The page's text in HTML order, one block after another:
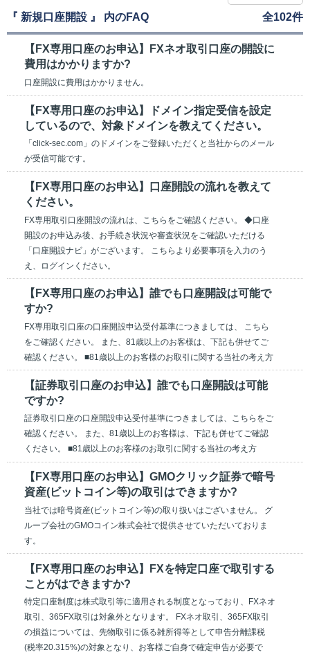
『 新規口座開設 』 内のFAQ 全102件
【FX専用口座のお申込】FXネオ取引口座の開設に
費用はかかりますか?
口座開設に費用はかかりません。
【FX専用口座のお申込】ドメイン指定受信を設定
しているので、対象ドメインを教えてください。
「click-sec.com」のドメインをご登録いただくと当社からのメール
が受信可能です。
【FX専用口座のお申込】口座開設の流れを教えて
ください。
FX専用取引口座開設の流れは、こちらをご確認ください。 ◆口座
開設のお申込み後、お手続き状況や審査状況をご確認いただける
「口座開設ナビ」がございます。 こちらより必要事項を入力のう
え、ログインください。
【FX専用口座のお申込】誰でも口座開設は可能で
すか?
FX専用取引口座の口座開設申込受付基準につきましては、 こちら
をご確認ください。 また、81歳以上のお客様は、下記も併せてご
確認ください。 ■81歳以上のお客様のお取引に関する当社の考え方
【証券取引口座のお申込】誰でも口座開設は可能
ですか?
証券取引口座の口座開設申込受付基準につきましては、こちらをご
確認ください。 また、81歳以上のお客様は、下記も併せてご確認
ください。 ■81歳以上のお客様のお取引に関する当社の考え方
【FX専用口座のお申込】GMOクリック証券で暗号
資産(ビットコイン等)の取引はできますか?
当社では暗号資産(ビットコイン等)の取り扱いはございません。 グ
ループ会社のGMOコイン株式会社で提供させていただいておりま
す。
【FX専用口座のお申込】FXを特定口座で取引する
ことがはできますか?
特定口座制度は株式取引等に適用される制度となっており、FXネオ
取引、365FX取引は対象外となります。 FXネオ取引、365FX取引
の損益については、先物取引に係る雑所得等として申告分離課税
(税率20.315%)の対象となり、お客様ご自身で確定申告が必要で